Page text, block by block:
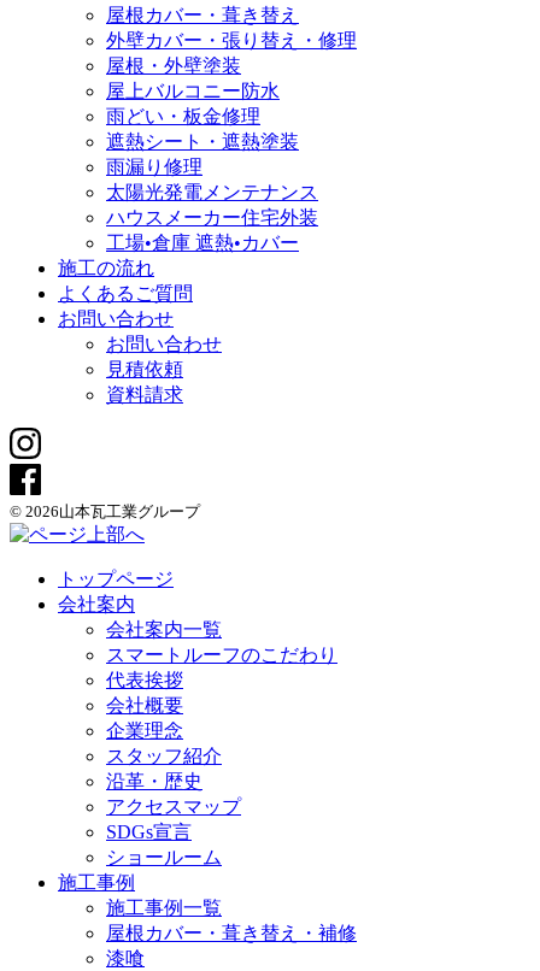
屋根カバー・葺き替え
外壁カバー・張り替え・修理
屋根・外壁塗装
屋上バルコニー防水
雨どい・板金修理
遮熱シート・遮熱塗装
雨漏り修理
太陽光発電メンテナンス
ハウスメーカー住宅外装
工場•倉庫 遮熱•カバー
施工の流れ
よくあるご質問
お問い合わせ
お問い合わせ
見積依頼
資料請求
© 2026山本瓦工業グループ
トップページ
会社案内
会社案内一覧
スマートルーフのこだわり
代表挨拶
会社概要
企業理念
スタッフ紹介
沿革・歴史
アクセスマップ
SDGs宣言
ショールーム
施工事例
施工事例一覧
屋根カバー・葺き替え・補修
漆喰